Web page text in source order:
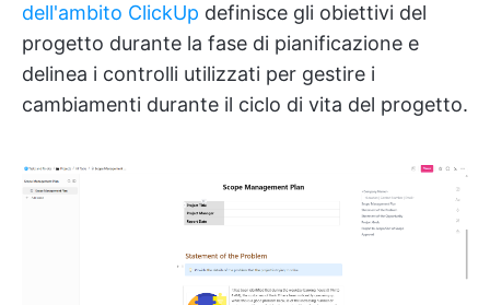
dell'ambito ClickUp definisce gli obiettivi del
progetto durante la fase di pianificazione e
delinea i controlli utilizzati per gestire i
cambiamenti durante il ciclo di vita del progetto.